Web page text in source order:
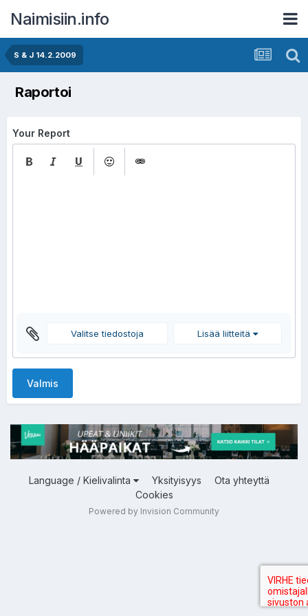
Naimisiin.info
S & J 14.2.2009
Raportoi
Your Report
Valitse tiedostoja Lisää liitteitä
Valmis
Language / Kielivalinta Yksityisyys
Ota yhteyttä
Cookies
Powered by Invision Community